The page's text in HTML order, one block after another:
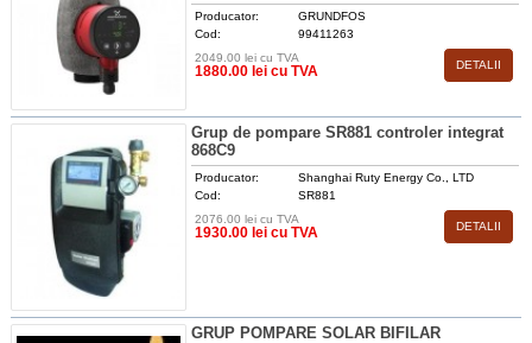
Producator:
GRUNDFOS
Cod:
99411263
2049.00 lei cu TVA
1880.00 lei cu TVA DETALII
Grup de pompare SR881 controler integrat
868C9
Producator:
Shanghai Ruty Energy Co., LTD
Cod:
SR881
2076.00 lei cu TVA
1930.00 lei cu TVA DETALII
GRUP POMPARE SOLAR BIFILAR